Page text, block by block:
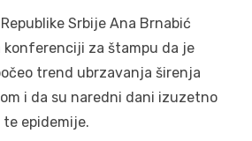
Srbije Ana Brnabić
konferenciji za štampu da je
trend ubrzavanja širenja
i da su naredni dani izuzetno
epidemije.